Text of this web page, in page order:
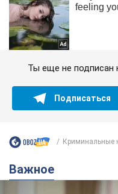
Ты еще не подписан
Подписаться
Криминальные
Важное